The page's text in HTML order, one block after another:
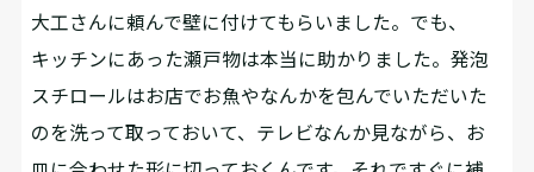
大工さんに頼んで壁に付けてもらいました。でも、
キッチンにあった瀬戸物は本当に助かりました。発泡
スチロールはお店でお魚やなんかを包んでいただいた
のを洗って取っておいて、テレビなんか見ながら、お